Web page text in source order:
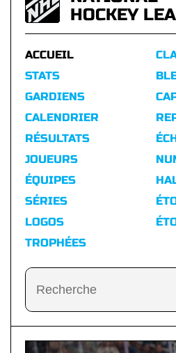
HOCKEY
ACCUEIL
STATS
GARDIENS
CALENDRIER
RÉSULTATS
JOUEURS
ÉQUIPES
SÉRIES
LOGOS
TROPHÉES